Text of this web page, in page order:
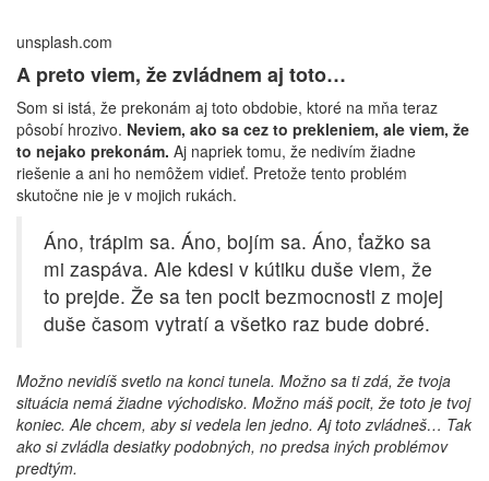
unsplash.com
A preto viem, že zvládnem aj toto…
Som si istá, že prekonám aj toto obdobie, ktoré na mňa teraz
pôsobí hrozivo. Neviem, ako sa cez to prekleniem, ale viem, že
to nejako prekonám. Aj napriek tomu, že nedivím žiadne
riešenie a ani ho nemôžem vidieť. Pretože tento problém
skutočne nie je v mojich rukách.
Áno, trápim sa. Áno, bojím sa. Áno, ťažko sa
mi zaspáva. Ale kdesi v kútiku duše viem, že
to prejde. Že sa ten pocit bezmocnosti z mojej
duše časom vytratí a všetko raz bude dobré.
Možno nevidíš svetlo na konci tunela. Možno sa ti zdá, že tvoja
situácia nemá žiadne východisko. Možno máš pocit, že toto je tvoj
koniec. Ale chcem, aby si vedela len jedno. Aj toto zvládneš… Tak
ako si zvládla desiatky podobných, no predsa iných problémov
predtým.